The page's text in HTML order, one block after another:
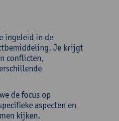
ingeleid in de
Je krijgt
conflicten,
de focus op
aspecten en
kijken.